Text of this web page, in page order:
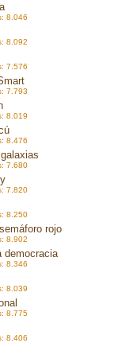
8.046
8.092
7.576
7.793
8.019
8.476
7.680
7.820
8.250
rojo
8.902
democracia
8.346
8.039
8.775
8.406